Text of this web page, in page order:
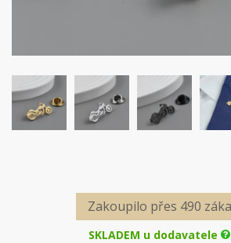
Zakoupilo přes 490
SKLADEM u dodavatele